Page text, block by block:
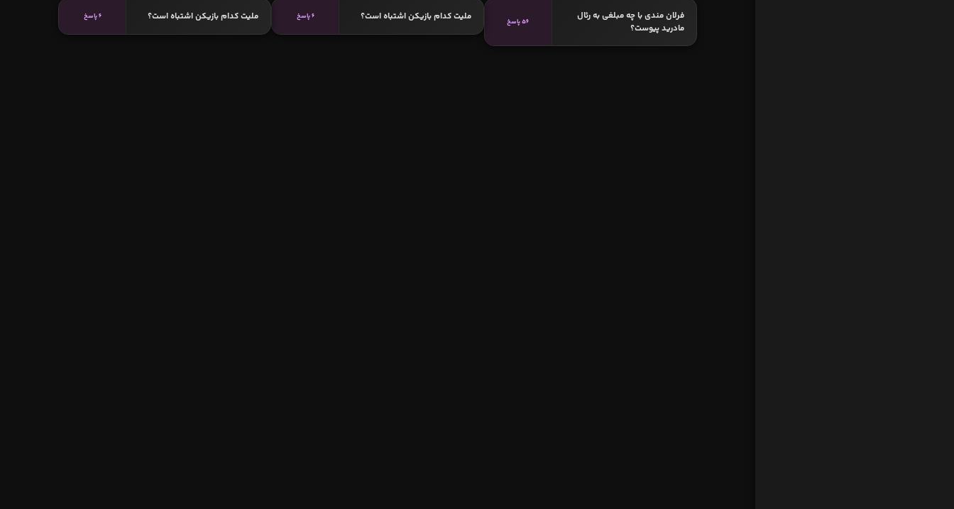
فرلان مندی با چه مبلغی به رئال
مادرید پیوست؟
56 پاسخ ملیت کدام بازیکن اشتباه است؟ 6 پاسخ ملیت کدام بازیکن اشتباه است؟ 6 پاسخ